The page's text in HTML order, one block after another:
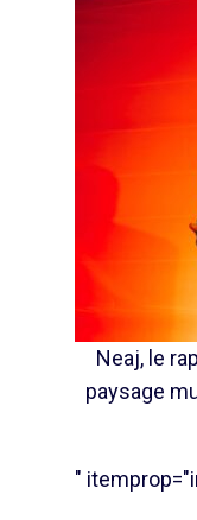
Neaj, le
paysage
"